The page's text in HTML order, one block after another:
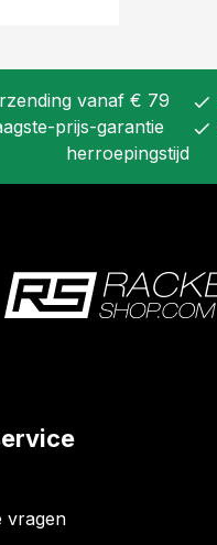
vanaf € 79 check
prijs-garantie check
herroepingstijd
vragen